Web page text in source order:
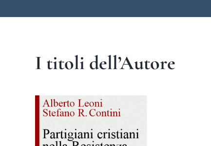
I titoli dell’Autore